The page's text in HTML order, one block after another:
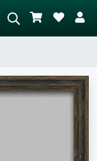
d'images IA